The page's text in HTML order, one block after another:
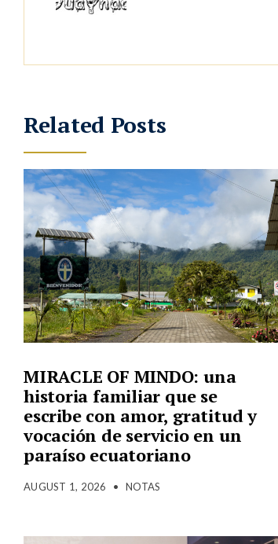
Related Posts
MIRACLE OF MINDO: una
historia familiar que se
escribe con amor, gratitud y
vocación de servicio en un
paraíso ecuatoriano
AUGUST 1, 2026 • NOTAS